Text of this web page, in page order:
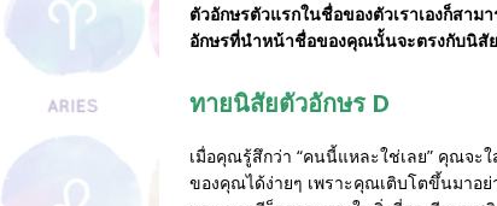
ตัวอักษรตัวแรกในชื่อของตัวเราเองก็สา
อักษรที่นำหน้าชื่อของคุณนั้นจะตรงกับนิสั
ทายนิสัยตัวอักษร D
เมื่อคุณรู้สึกว่า “คนนี้แหละใช่เลย” คุณจะใ
ของคุณได้ง่ายๆ เพราะคุณเติบโตขึ้นมาอ